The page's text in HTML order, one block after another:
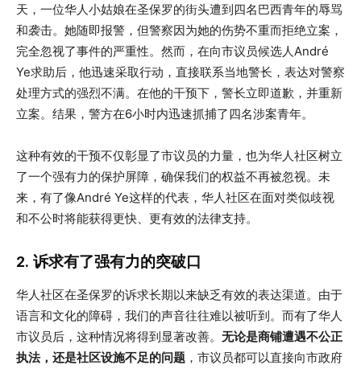
天，一位华人小姑娘在圣保罗的街头遭到四名巴西青年的辱骂
和袭击。她随即报警，但警察因为她的伤势不重而拒绝立案，
完全忽视了事件的严重性。然而，在向市议员候选人André
Ye求助后，他迅速采取行动，直接联系当地警长，表达对警察
处理方式的强烈不满。在他的干预下，警长立即道歉，并重新
立案。结果，警方在6小时内迅速抓捕了四名涉案青年。
这种有效的干预不仅彰显了市议员的力量，也为华人社区树立
了一个强有力的保护屏障，确保我们的权益不再被忽视。未
来，有了像André Ye这样的代表，华人社区在面对类似歧视
和不公时将能获得更快、更有效的法律支持。
2. 诉求有了强有力的突破口
华人社区在圣保罗的诉求长期以来缺乏有效的表达渠道。由于
语言和文化的障碍，我们的声音往往难以被听到。而有了华人
市议员后，这种情况将得到显著改善。 无论是商铺遭遇不公正
执法，还是社区设施不足的问题 ，市议员都可以直接向市政府